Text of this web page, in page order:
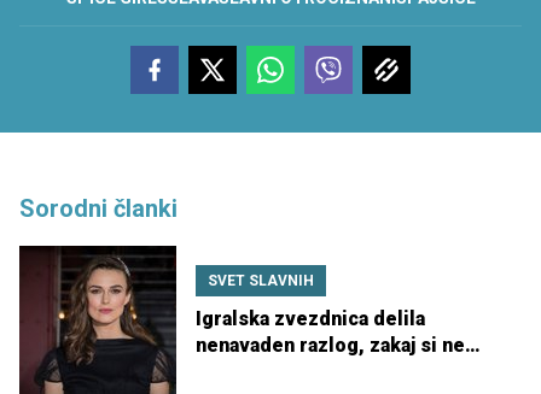
Sorodni članki
SVET SLAVNIH
Igralska zvezdnica delila
nenavaden razlog, zakaj si ne